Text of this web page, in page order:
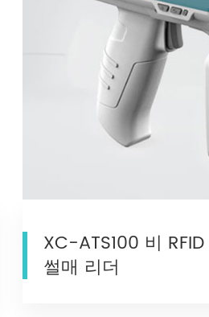
XC-ATS100 비 RFID
썰매 리더